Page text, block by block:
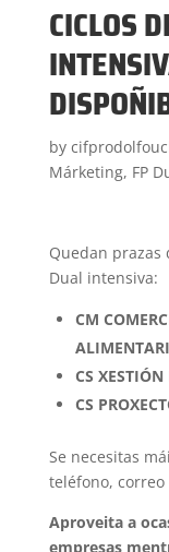
CICLOS
by
Márketing, FP
Quedan prazas
Dual intensiva:
CM
CS
CS
Se necesitas
teléfono,
Aproveita a
empresas